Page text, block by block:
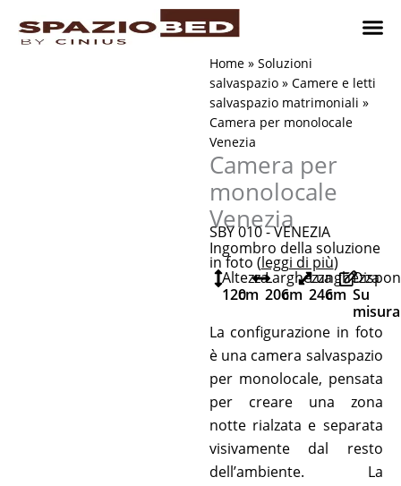
Home» Soluzioni
salvaspazio» Camere e letti
salvaspazio matrimoniali »
Camera per monolocale
Venezia
Camera per
monolocale
Venezia
SBY 010 - VENEZIA
Ingombro della soluzione
in foto (leggi di più)
Altezza
120cm
Larghezza
206cm
Lunghezza
246cm Su
misura
La configurazione in foto
è una camera salvaspazio
per monolocale, pensata
per creare una zona
notte rialzata e separata
visivamente dal resto
dell’ambiente. La